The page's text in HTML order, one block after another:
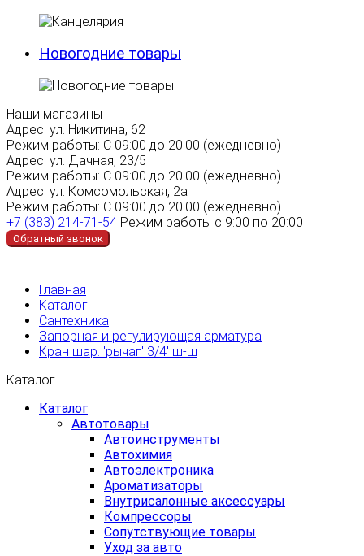
Новогодние товары
Наши магазины
Адрес: ул. Никитина, 62
Режим работы: С 09:00 до 20:00 (ежедневно)
Адрес: ул. Дачная, 23/5
Режим работы: С 09:00 до 20:00 (ежедневно)
Адрес: ул. Комсомольская, 2а
Режим работы: С 09:00 до 20:00 (ежедневно)
+7 (383) 214-71-54 Режим работы с 9:00 по 20:00
Обратный звонок
Главная
Каталог
Сантехника
Запорная и регулирующая арматура
Кран шар. 'рычаг' 3/4' ш-ш
Каталог
Каталог
Автотовары
Автоинструменты
Автохимия
Автоэлектроника
Ароматизаторы
Внутрисалонные аксессуары
Компрессоры
Сопутствующие товары
Уход за авто